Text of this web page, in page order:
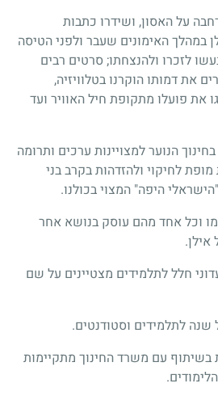
על האסון, ושידרו כתבות
במהלך האימונים שעבר ולפני הטיסה
לזכרו ולהנצחתו; סרטים רבים
את דמותו הוקרנו בטלוויזיה,
את פועלו מתקופת חיל האוויר ועד
הנוער למצויינות ערכים ותרומה
לחיקוי ולהזדהות בקרב בני
היפה" המצוי בכולנו.
וכל אחד מהם עוסק בנושא אחר
חלל לתלמידים מצטיינים על שם
בשיתוף עם משרד החינוך מתקיימות